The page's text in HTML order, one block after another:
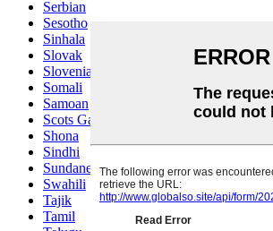
Serbian
Sesotho
Sinhala
Slovak
Slovenian
Somali
Samoan
Scots Gaelic
Shona
Sindhi
Sundanese
Swahili
Tajik
Tamil